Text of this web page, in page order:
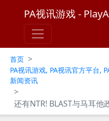
PA视讯游戏 -
首页 >
PA视讯游戏, PA视讯官方平台,
新闻资讯
>
还有NTR! BLAST与马耳